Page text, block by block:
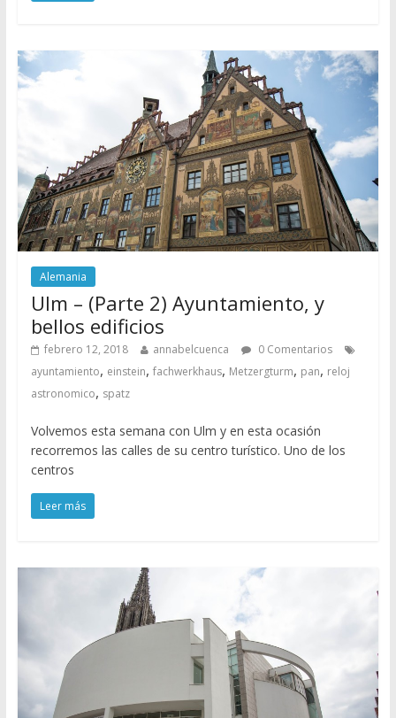
Alemania
Ulm – (Parte 2) Ayuntamiento, y
bellos edificios
febrero 12, 2018 annabelcuenca
0 Comentarios
ayuntamiento, einstein, fachwerkhaus, Metzergturm, pan, reloj
astronomico, spatz
Volvemos esta semana con Ulm y en esta ocasión
recorremos las calles de su centro turístico. Uno de los
centros
Leer más